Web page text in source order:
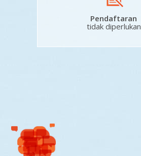
Pendaftaran
tidak diperlukan